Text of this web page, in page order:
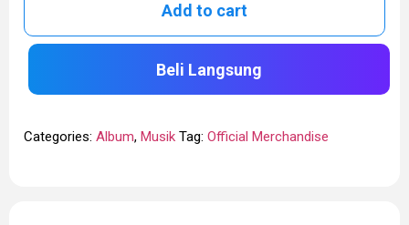
Add to cart
Beli Langsung
Categories: Album, Musik Tag: Official Merchandise